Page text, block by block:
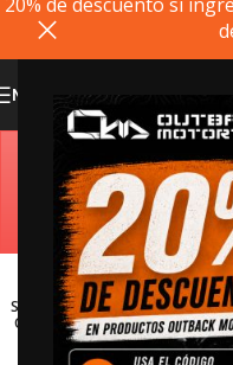
MENU
Estimado cliente, si
disponible, puede
SOLD
OUT